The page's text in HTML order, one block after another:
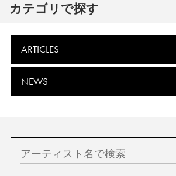
カテゴリで探す
ARTICLES
NEWS